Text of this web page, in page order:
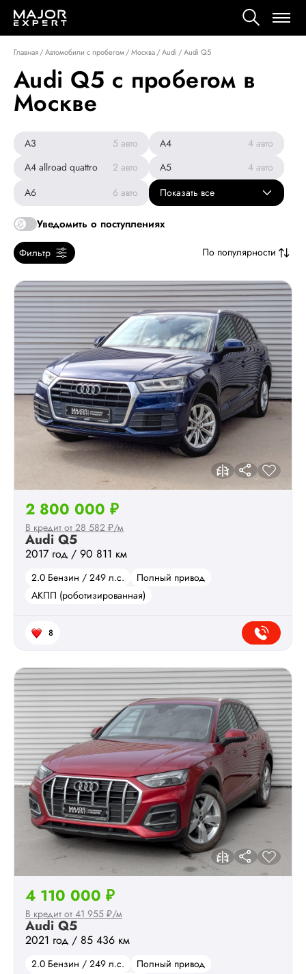
Главная/Автомобили с пробегом/Москва/Audi /Audi Q5
Audi Q5 с пробегом в
Москве
A3 5 авто A4 4 авто
A4 allroad quattro
2 авто A5 4 авто
A6
6 авто Показать все
Уведомить о поступлениях
Фильтр По популярности
Audi Q5
2017 год / 90 811 км
2.0 Бензин / 249 л.с.
Полный привод
АКПП (роботизированная)
2 800 000 ₽
В кредит от 28 582 ₽/м
8
Audi Q5
2021 год / 85 436 км
2.0 Бензин / 249 л.с.
Полный привод
4 110 000 ₽
В кредит от 41 955 ₽/м